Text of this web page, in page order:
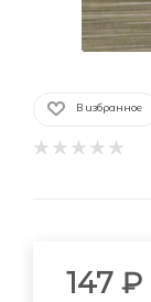
В избранное
147 ₽